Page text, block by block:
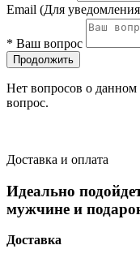
Email (Для
* Ваш вопрос
Продолжить
Нет вопросов о данном
вопрос.
Доставка и оплата
Идеально
мужчине и
Доставка